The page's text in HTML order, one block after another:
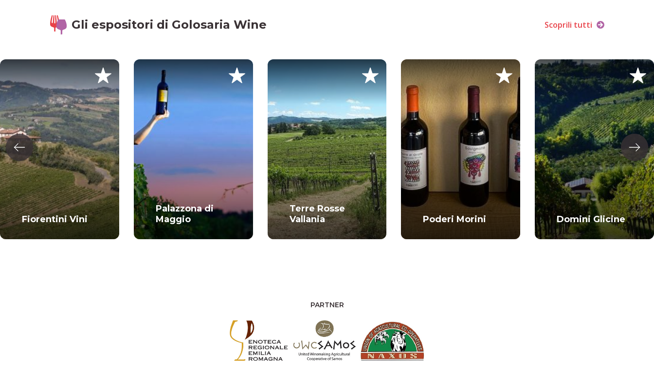
Gli espositori di Golosaria Wine Scoprili tutti
Fiorentini Vini
Palazzona di
Maggio
Terre Rosse
Vallania
Poderi Morini Domini Glicine
PARTNER